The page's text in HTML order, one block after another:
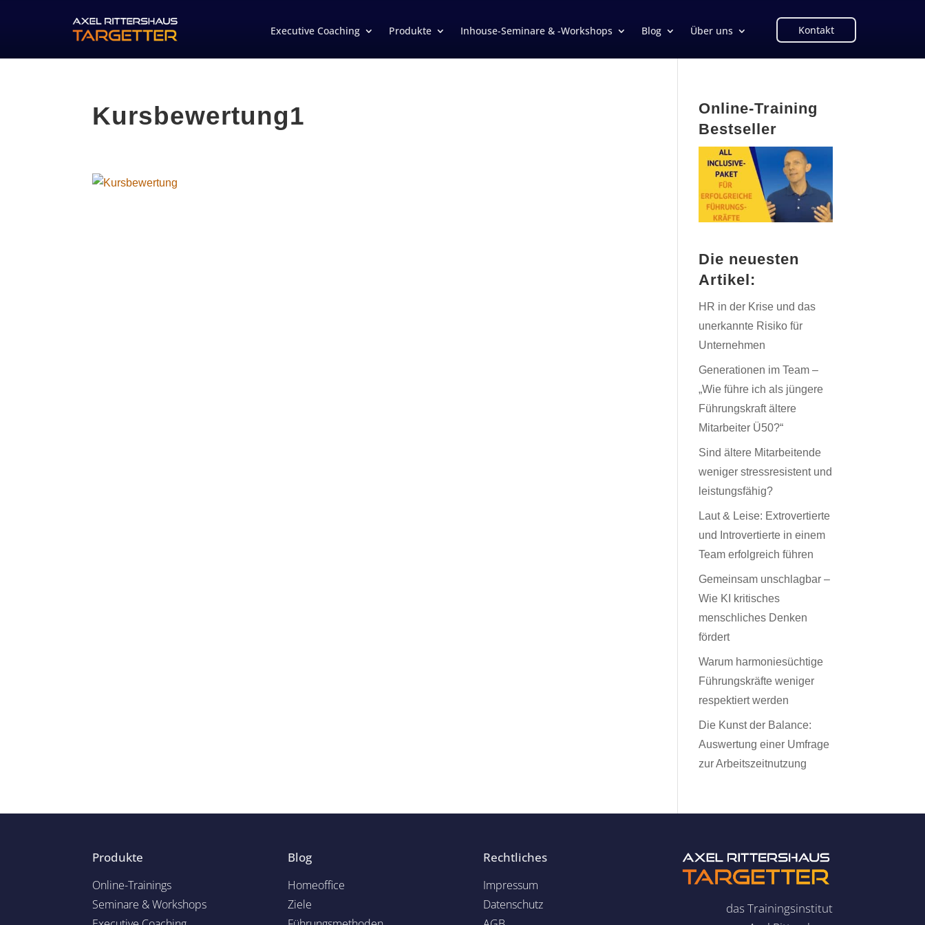
Executive Coaching Produkte Inhouse-Seminare & -Workshops Blog Über uns Kontakt
Kursbewertung1
Online-Training
Bestseller
Die neuesten
Artikel:
HR in der Krise und das
unerkannte Risiko für
Unternehmen
Generationen im Team –
„Wie führe ich als jüngere
Führungskraft ältere
Mitarbeiter Ü50?“
Sind ältere Mitarbeitende
weniger stressresistent und
leistungsfähig?
Laut & Leise: Extrovertierte
und Introvertierte in einem
Team erfolgreich führen
Gemeinsam unschlagbar –
Wie KI kritisches
menschliches Denken
fördert
Warum harmoniesüchtige
Führungskräfte weniger
respektiert werden
Die Kunst der Balance:
Auswertung einer Umfrage
zur Arbeitszeitnutzung
Produkte
Online-Trainings
Seminare & Workshops
Blog
Homeoffice
Ziele
Rechtliches
Impressum
Datenschutz
das Trainingsinstitut